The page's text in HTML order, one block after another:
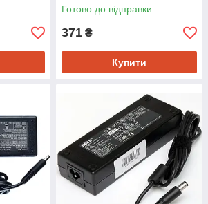
Готово до відправки
371 ₴
Купити